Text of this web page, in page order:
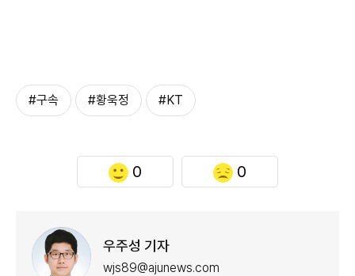
#구속 #황욱정 #KT
0 0
우주성 기자
wjs89@ajunews.com